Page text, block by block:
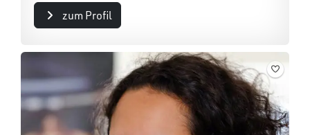
zum Profil